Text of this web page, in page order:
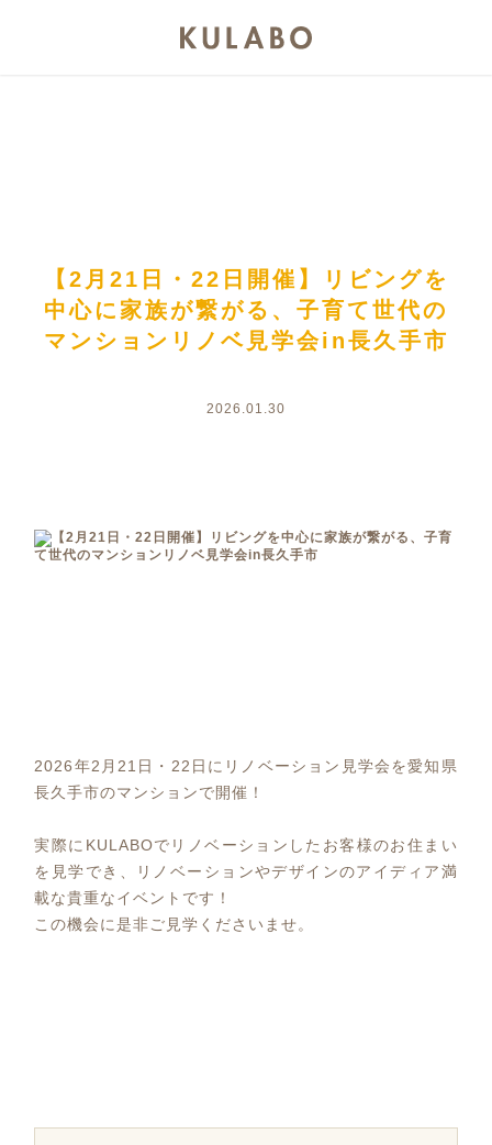
【2月21日・22日開催】リビングを
中心に家族が繋がる、子育て世代の
マンションリノベ見学会in長久手市
2026.01.30
2026年2月21日・22日にリノベーション見学会を愛知県
長久手市のマンションで開催！
実際にKULABOでリノベーションしたお客様のお住まい
を見学でき、リノベーションやデザインのアイディア満
載な貴重なイベントです！
この機会に是非ご見学くださいませ。